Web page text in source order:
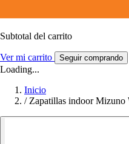
Subtotal del carrito
Ver mi carrito Seguir comprando
Loading...
Inicio
/ Zapatillas indoor Mizuno